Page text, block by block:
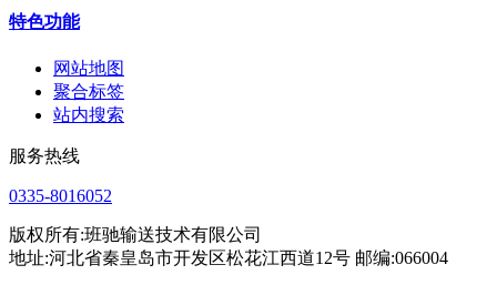
特色功能
网站地图
聚合标签
站内搜索
服务热线
0335-8016052
版权所有:班驰输送技术有限公司
地址:河北省秦皇岛市开发区松花江西道12号 邮编:066004